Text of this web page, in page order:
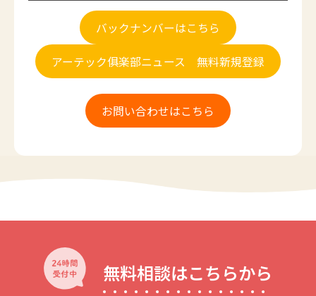
バックナンバーはこちら
アーテック俱楽部ニュース 無料新規登録
お問い合わせはこちら
無料相談はこちらから